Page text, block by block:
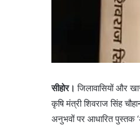
सीहोर। जिलावासियों और
कृषि मंत्री शिवराज सिंह
अनुभवों पर आधारित पुस्तक